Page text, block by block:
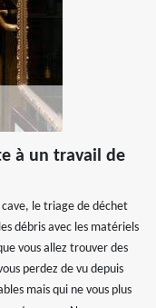
à un travail de
cave, le triage de déchet
débris avec les matériels
vous allez trouver des
perdez de vu depuis
mais qui ne vous plus